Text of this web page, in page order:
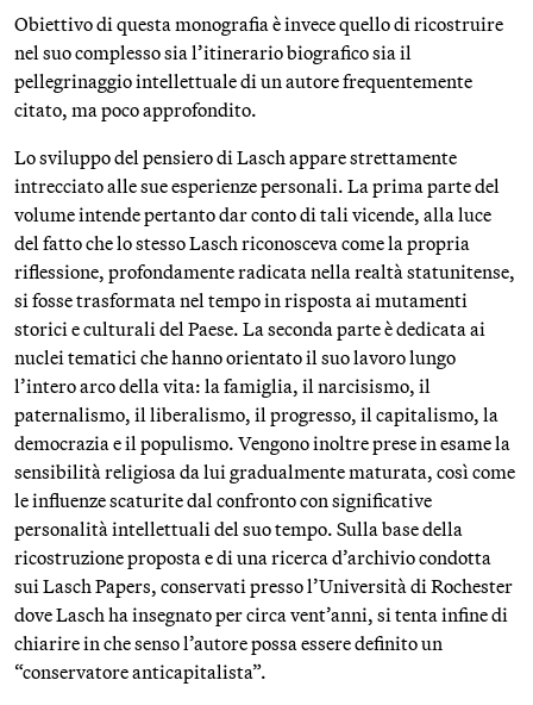
Obiettivo di questa monografia è invece quello di ricostruire
nel suo complesso sia l’itinerario biografico sia il
pellegrinaggio intellettuale di un autore frequentemente
citato, ma poco approfondito.
Lo sviluppo del pensiero di Lasch appare strettamente
intrecciato alle sue esperienze personali. La prima parte del
volume intende pertanto dar conto di tali vicende, alla luce
del fatto che lo stesso Lasch riconosceva come la propria
riflessione, profondamente radicata nella realtà statunitense,
si fosse trasformata nel tempo in risposta ai mutamenti
storici e culturali del Paese. La seconda parte è dedicata ai
nuclei tematici che hanno orientato il suo lavoro lungo
l’intero arco della vita: la famiglia, il narcisismo, il
paternalismo, il liberalismo, il progresso, il capitalismo, la
democrazia e il populismo. Vengono inoltre prese in esame la
sensibilità religiosa da lui gradualmente maturata, così come
le influenze scaturite dal confronto con significative
personalità intellettuali del suo tempo. Sulla base della
ricostruzione proposta e di una ricerca d’archivio condotta
sui Lasch Papers, conservati presso l’Università di Rochester
dove Lasch ha insegnato per circa vent’anni, si tenta infine di
chiarire in che senso l’autore possa essere definito un
“conservatore anticapitalista”.